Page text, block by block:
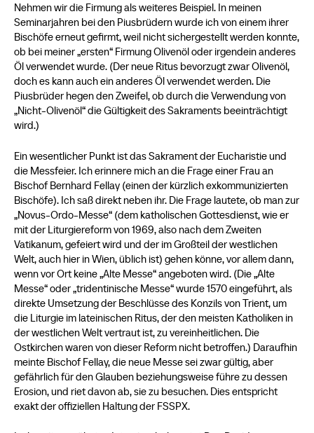
Nehmen wir die Firmung als weiteres Beispiel. In meinen
Seminarjahren bei den Piusbrüdern wurde ich von einem ihrer
Bischöfe erneut gefirmt, weil nicht sichergestellt werden konnte,
ob bei meiner „ersten“ Firmung Olivenöl oder irgendein anderes
Öl verwendet wurde. (Der neue Ritus bevorzugt zwar Olivenöl,
doch es kann auch ein anderes Öl verwendet werden. Die
Piusbrüder hegen den Zweifel, ob durch die Verwendung von
„Nicht-Olivenöl“ die Gültigkeit des Sakraments beeinträchtigt
wird.)
Ein wesentlicher Punkt ist das Sakrament der Eucharistie und
die Messfeier. Ich erinnere mich an die Frage einer Frau an
Bischof Bernhard Fellay (einen der kürzlich exkommunizierten
Bischöfe). Ich saß direkt neben ihr. Die Frage lautete, ob man zur
„Novus-Ordo-Messe“ (dem katholischen Gottesdienst, wie er
mit der Liturgiereform von 1969, also nach dem Zweiten
Vatikanum, gefeiert wird und der im Großteil der westlichen
Welt, auch hier in Wien, üblich ist) gehen könne, vor allem dann,
wenn vor Ort keine „Alte Messe“ angeboten wird. (Die „Alte
Messe“ oder „tridentinische Messe“ wurde 1570 eingeführt, als
direkte Umsetzung der Beschlüsse des Konzils von Trient, um
die Liturgie im lateinischen Ritus, der den meisten Katholiken in
der westlichen Welt vertraut ist, zu vereinheitlichen. Die
Ostkirchen waren von dieser Reform nicht betroffen.) Daraufhin
meinte Bischof Fellay, die neue Messe sei zwar gültig, aber
gefährlich für den Glauben beziehungsweise führe zu dessen
Erosion, und riet davon ab, sie zu besuchen. Dies entspricht
exakt der offiziellen Haltung der FSSPX.